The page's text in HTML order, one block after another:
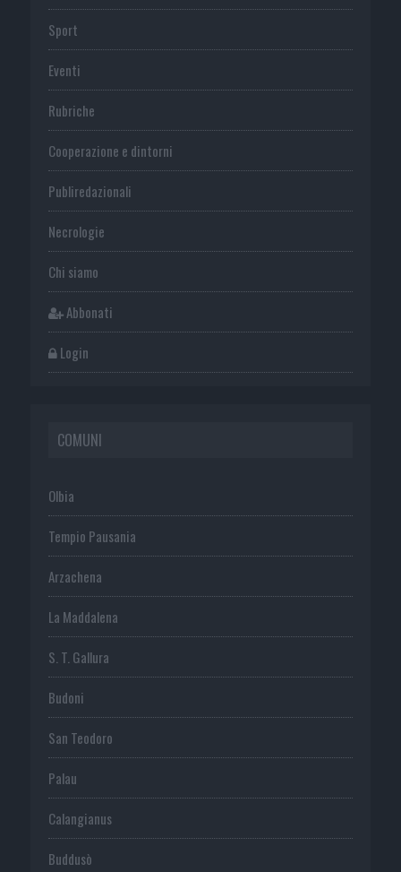
Sport
Eventi
Rubriche
Cooperazione e dintorni
Publiredazionali
Necrologie
Chi siamo
Abbonati
Login
COMUNI
Olbia
Tempio Pausania
Arzachena
La Maddalena
S. T. Gallura
Budoni
San Teodoro
Palau
Calangianus
Buddusò